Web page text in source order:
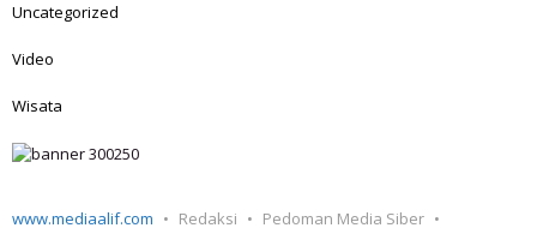
Uncategorized
Video
Wisata
www.mediaalif.com Redaksi Pedoman Media Siber